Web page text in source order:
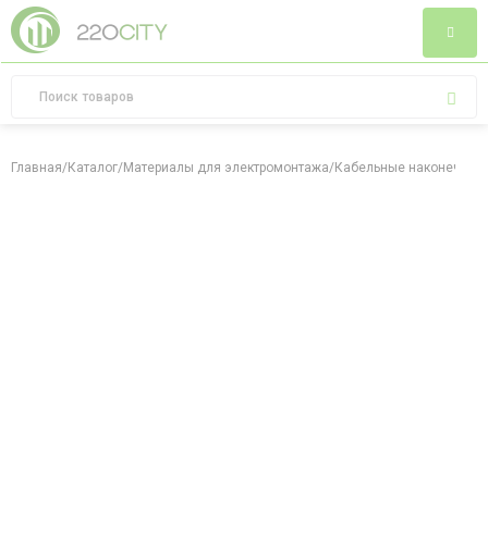
Главная/Каталог/Материалы для электромонтажа/Кабельные